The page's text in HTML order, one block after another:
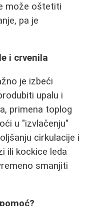
može oštetiti
pa je
i crvenila
je izbeći
upalu i
primena toplog
u "izvlačenju"
cirkulacije i
ili kockice leda
smanjiti